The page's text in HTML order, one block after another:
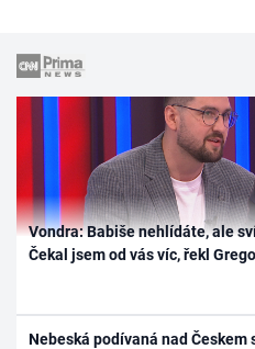
Vondra: Babiše nehlídáte, ale
Čekal jsem od vás víc, řekl
Nebeská podívaná nad